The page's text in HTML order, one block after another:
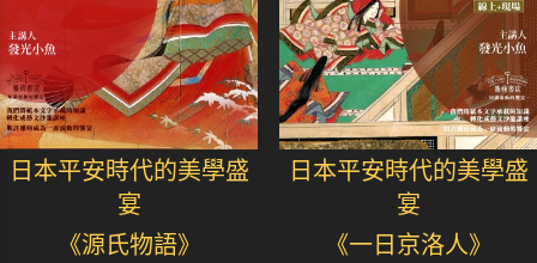
日本平安時代的美學盛
宴
《源氏物語》
日本平安時代的美學盛
宴
《一日京洛人》